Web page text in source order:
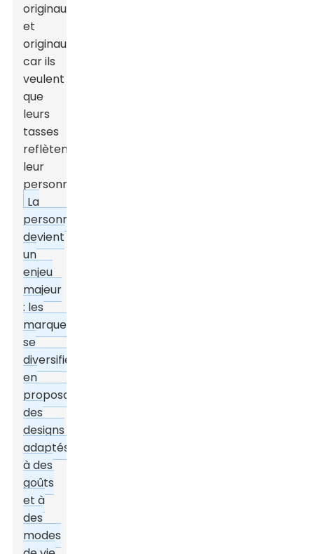
originaux
et
originaux,
car ils
veulent
que
leurs
tasses
reflètent
leur
personnalité.
La
personnalisation
devient
un
enjeu
majeur
: les
marques
se
diversifient
en
proposant
des
designs
adaptés
à des
goûts
et à
des
modes